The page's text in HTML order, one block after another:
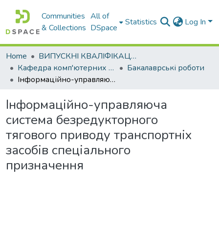
Communities
& Collections
All of
DSpace
Statistics Log In
Home
ВИПУСКНІ КВАЛІФІКАЦІЙНІ РОБОТИ
Кафедра комп'ютерних наук і інформаційних систем
Бакалаврські роботи
Інформаційно-управляюча система безредукторного тягового приводу транспортніх засобів спеціального призначення
Інформаційно-управляюча
система безредукторного
тягового приводу транспортніх
засобів спеціального
призначення